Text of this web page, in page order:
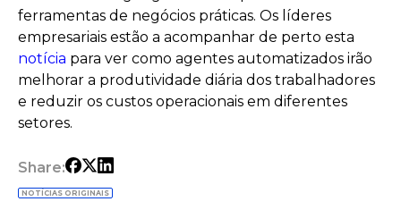
ferramentas de negócios práticas. Os líderes
empresariais estão a acompanhar de perto esta
notícia para ver como agentes automatizados irão
melhorar a produtividade diária dos trabalhadores
e reduzir os custos operacionais em diferentes
setores.
Share:
NOTÍCIAS ORIGINAIS